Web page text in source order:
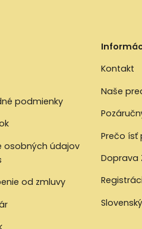
podmienky
osobných údajov
od zmluvy
Kontakt
Naše
Prečo ísť
Doprava